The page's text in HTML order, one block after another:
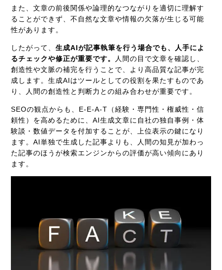
また、文章の前後関係や論理的なつながりを適切に理解す
ることができず、不自然な文章や情報の欠落が生じる可能
性があります。
したがって、生成AIが記事執筆を行う場合でも、人手によ
るチェックや修正が重要です。
人間の目で文章を確認し、
創造性や文脈の補完を行うことで、より高品質な記事が完
成します。生成AIはツールとしての役割を果たすものであ
り、人間の創造性と判断力との組み合わせが重要です。
SEOの観点からも、E-E-A-T（経験・専門性・権威性・信
頼性）を高めるために、AI生成文章に自社の独自事例・体
験談・数値データを付加することが、上位表示の鍵になり
ます。AI単独で生成した記事よりも、人間の知見が加わっ
た記事のほうが検索エンジンからの評価が高い傾向にあり
ます。